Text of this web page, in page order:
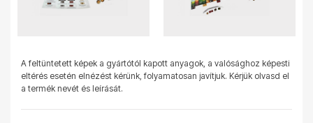
A feltüntetett képek a gyártótól kapott anyagok, a valósághoz képesti
eltérés esetén elnézést kérünk, folyamatosan javítjuk. Kérjük olvasd el
a termék nevét és leírását.